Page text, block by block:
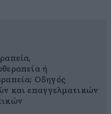
ή
Οδηγός
και επαγγελματικών